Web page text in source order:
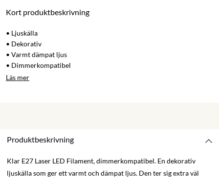
Kort produktbeskrivning
• Ljuskälla
• Dekorativ
• Varmt dämpat ljus
• Dimmerkompatibel
Läs mer
Produktbeskrivning
Klar E27 Laser LED Filament, dimmerkompatibel. En dekorativ
ljuskälla som ger ett varmt och dämpat ljus. Den ter sig extra väl